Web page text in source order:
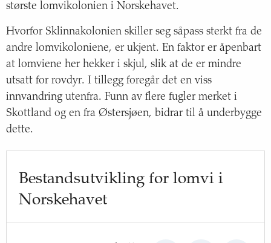
største lomvikolonien i Norskehavet.
Hvorfor Sklinnakolonien skiller seg såpass sterkt fra de
andre lomvikoloniene, er ukjent. En faktor er åpenbart
at lomviene her hekker i skjul, slik at de er mindre
utsatt for rovdyr. I tillegg foregår det en viss
innvandring utenfra. Funn av flere fugler merket i
Skottland og en fra Østersjøen, bidrar til å underbygge
dette.
Bestandsutvikling for lomvi i
Norskehavet